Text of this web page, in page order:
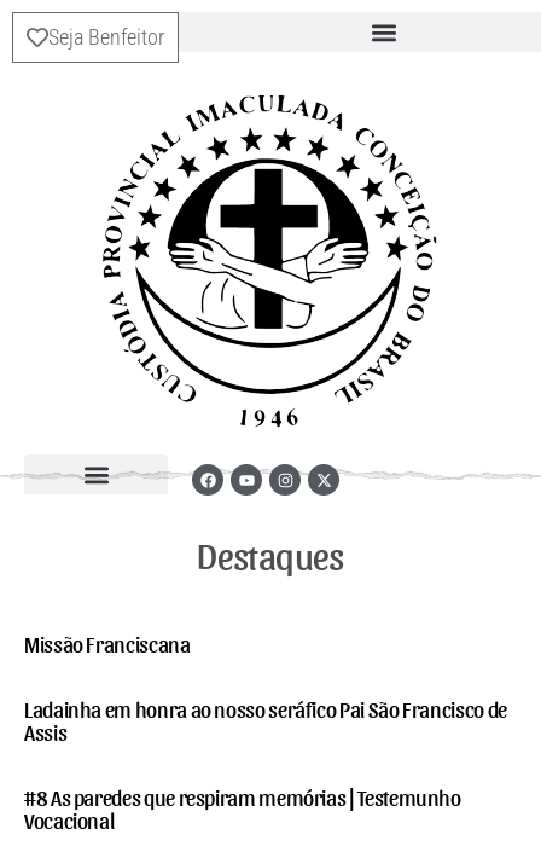
Seja Benfeitor
Destaques
Missão Franciscana
Ladainha em honra ao nosso seráfico Pai São Francisco de
Assis
#8 As paredes que respiram memórias | Testemunho
Vocacional